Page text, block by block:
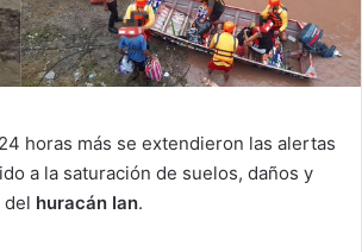
horas más se extendieron las alertas
a la saturación de suelos, daños y
huracán Ian.